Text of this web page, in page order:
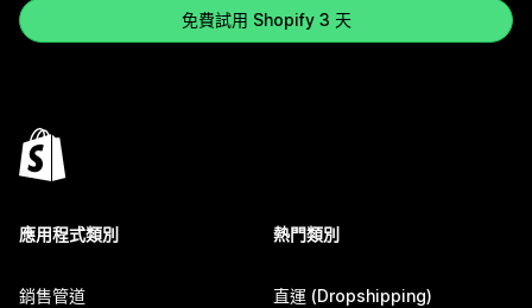
免費試用 Shopify 3 天
應用程式類別
銷售管道
熱門類別
直運 (Dropshipping)